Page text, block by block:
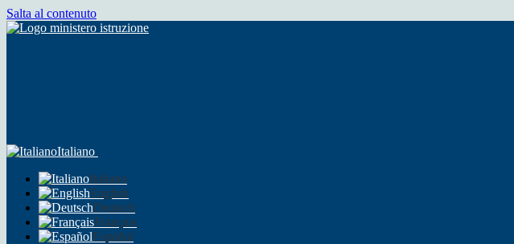
Salta al contenuto
Italiano
Italiano
English
Deutsch
Français
Español